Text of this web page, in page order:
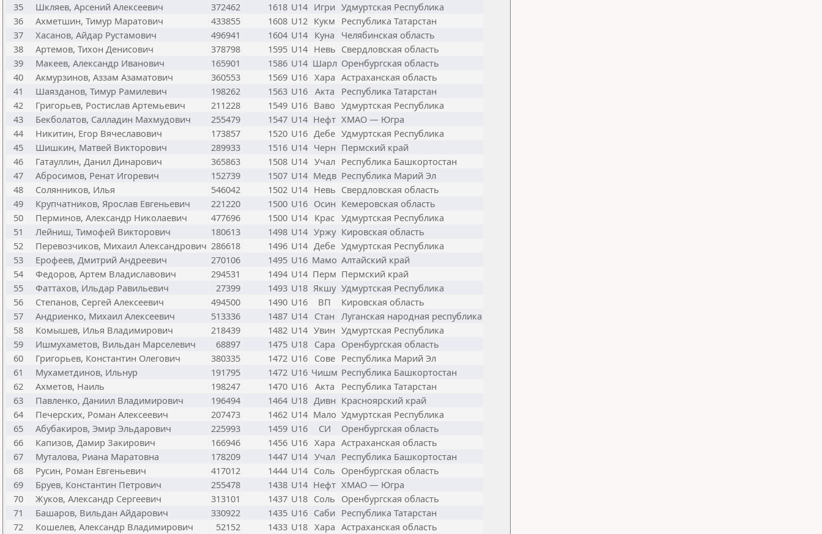
35
Шкляев, Арсений Алексеевич 372462 1618 U14 Игри Удмуртская Республика
36
Ахметшин, Тимур Маратович 433855 1608 U12 Кукм Республика Татарстан
37
Хасанов, Айдар Рустамович 496941 1604 U14 Куна
Челябинская область
38
Артемов, Тихон Денисович 378798 1595 U14 Невь Свердловская область
39
Макеев, Александр Иванович 165901 1586 U14 Шарл Оренбургская область
40
Акмурзинов, Аззам Азаматович 360553 1569 U16 Хара Астраханская область
41
Шаязданов, Тимур Рамилевич 198262 1563 U16 Акта
Республика Татарстан
42
Григорьев, Ростислав Артемьевич 211228 1549 U16 Ваво Удмуртская Республика
43
Бекболатов, Салладин Махмудович 255479 1547 U14 Нефт ХМАО — Югра
44
Никитин, Егор Вячеславович 173857 1520 U16 Дебе Удмуртская Республика
45
Шишкин, Матвей Викторович 289933 1516 U14 Черн Пермский край
46
Гатауллин, Данил Динарович 365863 1508 U14 Учал Республика Башкортостан
47
Абросимов, Ренат Игоревич 152739 1507 U14 Медв Республика Марий Эл
48
Солянников, Илья 546042 1502 U14 Невь Свердловская область
49
Крупчатников, Ярослав Евгеньевич 221220 1500 U16 Осин Кемеровская область
50
Перминов, Александр Николаевич 477696 1500 U14 Крас Удмуртская Республика
51
Лейниш, Тимофей Викторович 180613 1498 U14 Уржу Кировская область
52
Перевозчиков, Михаил Александрович 286618 1496 U14 Дебе Удмуртская Республика
53
Ерофеев, Дмитрий Андреевич 270106 1495 U16 Мамо Алтайский край
54
Федоров, Артем Владиславович 294531 1494 U14 Перм Пермский край
55
Фаттахов, Ильдар Равильевич 27399 1493 U18 Якшу Удмуртская Республика
56
Степанов, Сергей Алексеевич 494500 1490 U16 ВП
Кировская область
57
Андриенко, Михаил Алексеевич 513336 1487 U14 Стан Луганская народная республика
58
Комышев, Илья Владимирович 218439 1482 U14 Увин Удмуртская Республика
59
Ишмухаметов, Вильдан Марселевич 68897 1475 U18 Сара Оренбургская область
60
Григорьев, Константин Олегович 380335 1472 U16 Сове Республика Марий Эл
61
Мухаметдинов, Ильнур 191795 1472 U16 Чишм Республика Башкортостан
62
Ахметов, Наиль 198247 1470 U16 Акта
Республика Татарстан
63
Павленко, Даниил Владимирович 196494 1464 U18 Дивн Красноярский край
64
Печерских, Роман Алексеевич 207473 1462 U14 Мало Удмуртская Республика
65
Абубакиров, Эмир Эльдарович 225993 1459 U16 СИ
Оренбургская область
66
Капизов, Дамир Закирович 166946 1456 U16 Хара Астраханская область
67
Муталова, Риана Маратовна 178209 1447 U14 Учал Республика Башкортостан
68
Русин, Роман Евгеньевич 417012 1444 U14 Соль Оренбургская область
69
Бруев, Константин Петрович 255478 1438 U14 Нефт ХМАО — Югра
70
Жуков, Александр Сергеевич 313101 1437 U18 Соль Оренбургская область
71
Башаров, Вильдан Айдарович 330922 1435 U16 Саби Республика Татарстан
72
Кошелев, Александр Владимирович 52152 1433 U18 Хара Астраханская область